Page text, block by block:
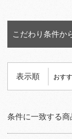
こだわり条件か
表示順
条件に一致する商